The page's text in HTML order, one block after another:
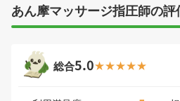
あん摩マッサージ指圧師の
総合5.0